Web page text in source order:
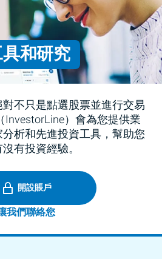
和研究
不只是點選股票並進行交易
InvestorLine）會為您提供業
析和先進投資工具，幫助您
有投資經驗。
開設賬戶
我們聯絡您